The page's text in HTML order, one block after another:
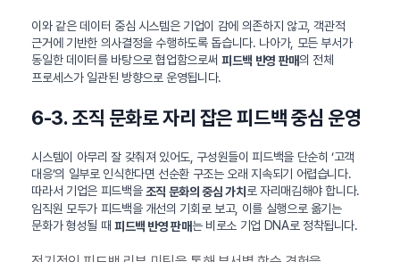
이와 같은 데이터 중심 시스템은 기업이 감에 의존하지 않고, 객관적
근거에 기반한 의사결정을 수행하도록 돕습니다. 나아가, 모든 부서가
동일한 데이터를 바탕으로 협업함으로써피드백 반영 판매의 전체
프로세스가 일관된 방향으로 운영됩니다.
6-3. 조직 문화로 자리 잡은 피드백 중심 운영
시스템이 아무리 잘 갖춰져 있어도, 구성원들이 피드백을 단순히 ‘고객
대응’의 일부로 인식한다면 선순환 구조는 오래 지속되기 어렵습니다.
따라서 기업은 피드백을조직 문화의 중심 가치로 자리매김해야 합니다.
임직원 모두가 피드백을 개선의 기회로 보고, 이를 실행으로 옮기는
문화가 형성될 때 피드백 반영 판매는 비로소 기업 DNA로 정착됩니다.